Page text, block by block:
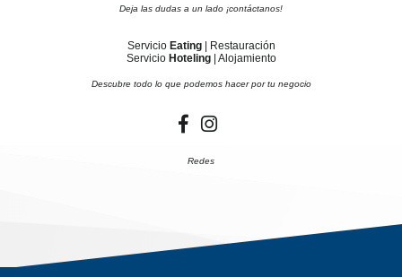
Deja las dudas a un lado ¡contáctanos!
Servicio Eating| Restauración
Servicio Hoteling| Alojamiento
Descubre todo lo que podemos hacer por tu negocio
Redes